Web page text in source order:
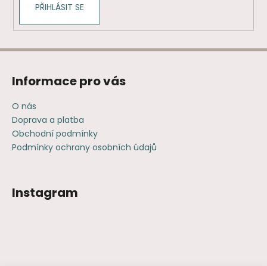
PŘIHLÁSIT SE
Informace pro vás
O nás
Doprava a platba
Obchodní podmínky
Podmínky ochrany osobních údajů
Instagram